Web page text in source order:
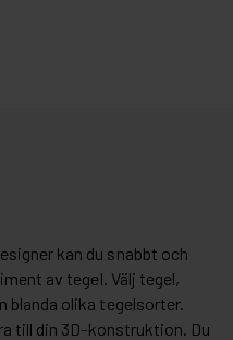
kan du snabbt och
av tegel. Välj tegel,
blanda olika tegelsorter.
till din 3D-konstruktion. Du